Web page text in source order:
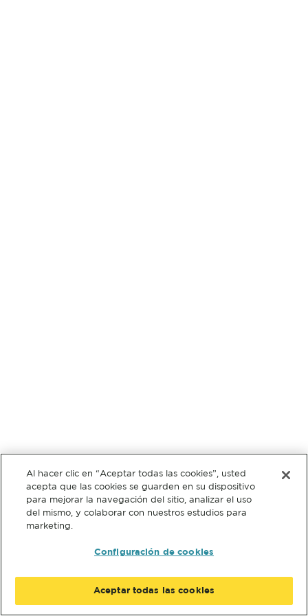
Al hacer clic en “Aceptar todas las cookies”, usted
acepta que las cookies se guarden en su dispositivo
para mejorar la navegación del sitio, analizar el uso
del mismo, y colaborar con nuestros estudios para
marketing.
Configuración de cookies
Aceptar todas las cookies